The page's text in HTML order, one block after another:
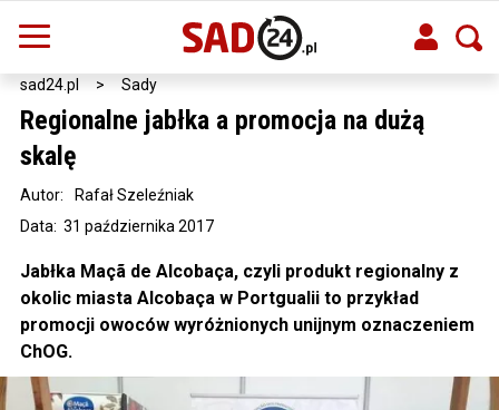
sad24.pl > Sady
Regionalne jabłka a promocja na dużą
skalę
Data: 31 października 2017
Autor: Rafał Szeleźniak
Jabłka Maçã de Alcobaça, czyli produkt regionalny z
okolic miasta Alcobaça w Portgualii to przykład
promocji owoców wyróżnionych unijnym oznaczeniem
ChOG.